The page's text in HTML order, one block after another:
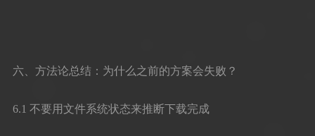
六、方法论总结：为什么之前的方案会失败？
6.1 不要用文件系统状态来推断下载完成